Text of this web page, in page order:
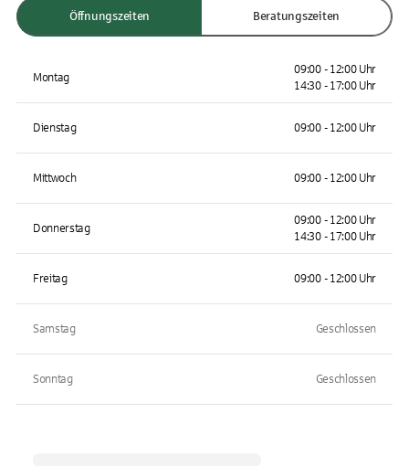
Öffnungszeiten Beratungszeiten
Montag
09:00 - 12:00 Uhr
14:30 - 17:00 Uhr
Dienstag 09:00 - 12:00 Uhr
Mittwoch 09:00 - 12:00 Uhr
Donnerstag
09:00 - 12:00 Uhr
14:30 - 17:00 Uhr
Freitag 09:00 - 12:00 Uhr
Samstag Geschlossen
Sonntag Geschlossen